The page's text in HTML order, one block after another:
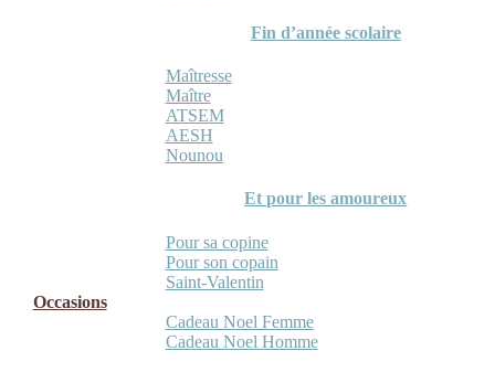
Fin d’année scolaire
Maîtresse
Maître
ATSEM
AESH
Nounou
Et pour les amoureux
Pour sa copine
Pour son copain
Saint-Valentin
Occasions
Cadeau Noel Femme
Cadeau Noel Homme